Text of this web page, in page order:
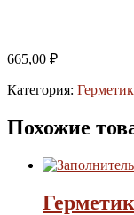
665,00 ₽
Категория:
Похожие